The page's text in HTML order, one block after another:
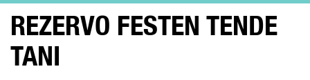
REZERVO FESTEN TENDE
TANI